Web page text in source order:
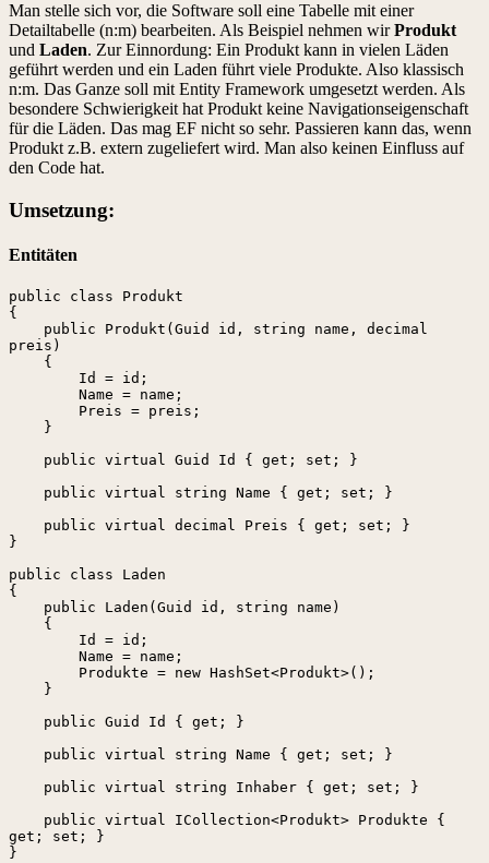
Man stelle sich vor, die Software soll eine Tabelle mit einer
Detailtabelle (n:m) bearbeiten. Als Beispiel nehmen wirProdukt
und Laden. Zur Einnordung: Ein Produkt kann in vielen Läden
geführt werden und ein Laden führt viele Produkte. Also klassisch
n:m. Das Ganze soll mit Entity Framework umgesetzt werden. Als
besondere Schwierigkeit hat Produkt keine Navigationseigenschaft
für die Läden. Das mag EF nicht so sehr. Passieren kann das, wenn
Produkt z.B. extern zugeliefert wird. Man also keinen Einfluss auf
den Code hat.
Umsetzung:
Entitäten
public class Produkt
{
preis)
}
public class Laden
{
get; set; }
}